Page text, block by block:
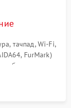
тачпад, Wi-Fi,
FurMark)